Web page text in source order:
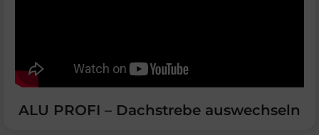
ALU PROFI – Dachstrebe auswechseln